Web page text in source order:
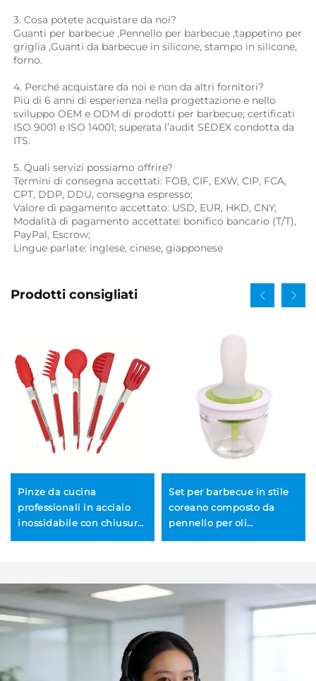
3. Cosa potete acquistare da noi?
Guanti per barbecue ,Pennello per barbecue ,tappetino per
griglia ,Guanti da barbecue in silicone, stampo in silicone,
forno.
4. Perché acquistare da noi e non da altri fornitori?
Più di 6 anni di esperienza nella progettazione e nello
sviluppo OEM e ODM di prodotti per barbecue; certificati
ISO 9001 e ISO 14001; superata l’audit SEDEX condotta da
ITS.
5. Quali servizi possiamo offrire?
Termini di consegna accettati: FOB, CIF, EXW, CIP, FCA,
CPT, DDP, DDU, consegna espresso;
Valore di pagamento accettato: USD, EUR, HKD, CNY;
Modalità di pagamento accettate: bonifico bancario (T/T),
PayPal, Escrow;
Lingue parlate: inglese, cinese, giapponese
Prodotti consigliati
Pinze da cucina
professionali in acciaio
inossidabile con chiusura
in vendita all’ingrosso
Set per barbecue in stile
coreano composto da
pennello per oli
in vetro, per uso esterno
durante il barbecue e in
cucina